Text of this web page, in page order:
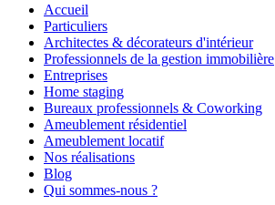
Accueil
Particuliers
Architectes & décorateurs d'intérieur
Professionnels de la gestion immobilière
Entreprises
Home staging
Bureaux professionnels & Coworking
Ameublement résidentiel
Ameublement locatif
Nos réalisations
Blog
Qui sommes-nous ?